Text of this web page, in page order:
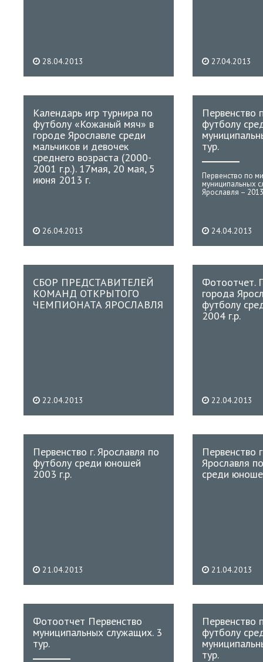
28.04.2013 27.04.2013
Календарь игр турнира по
футболу «Кожаный мяч» в
городе Ярославле среди
мальчиков и девочек
среднего возраста (2000-
2001 г.р.). 17мая, 20 мая, 5
июня 2013 г.
26.04.2013
Первенство
футболу
тур.
Первенство по
муниципальных
Ярославля – 2013
24.04.2013
СБОР ПРЕДСТАВИТЕЛЕЙ
КОМАНД ОТКРЫТОГО
ЧЕМПИОНАТА ЯРОСЛАВЛЯ
22.04.2013
Фотоотчет.
города
футболу
2004 г.р.
22.04.2013
Первенство г. Ярославля по
футболу среди юношей
2003 г.р.
21.04.2013
Первенство
Ярославля
среди
21.04.2013
Фотоотчет Первенство
муниципальных служащих. 3
тур.
Первенство
футболу
тур.